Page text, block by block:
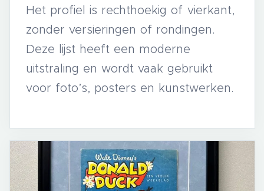
Het profiel is rechthoekig of vierkant,
zonder versieringen of rondingen.
Deze lijst heeft een moderne
uitstraling en wordt vaak gebruikt
voor foto’s, posters en kunstwerken.